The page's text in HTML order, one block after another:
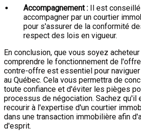
Accompagnement : Il est
accompagner par un courtier
pour s'assurer de la conformité
respect des lois en vigueur.
En conclusion, que vous soyez acheteur
comprendre le fonctionnement de
contre-offre est essentiel pour
au Québec. Cela vous permettra de
toute confiance et d'éviter les pièges
processus de négociation. Sachez qu'il
recourir à l'expertise d'un courtier
dans une transaction immobilière afin
d'esprit.